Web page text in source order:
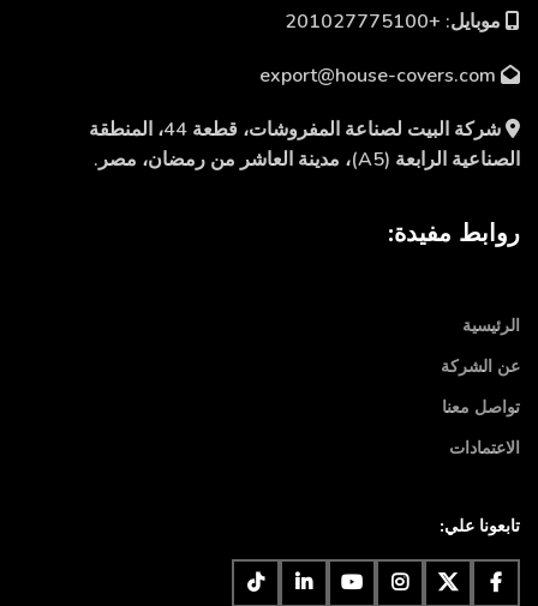
موبايل: +201027775100
شركة البيت لصناعة المفروشات، قطعة 44، المنطقة
الصناعية الرابعة (A5)، مدينة العاشر من رمضان، مصر.
روابط مفيدة:
الرئيسية
عن الشركة
تواصل معنا
الاعتمادات
تابعونا علي: